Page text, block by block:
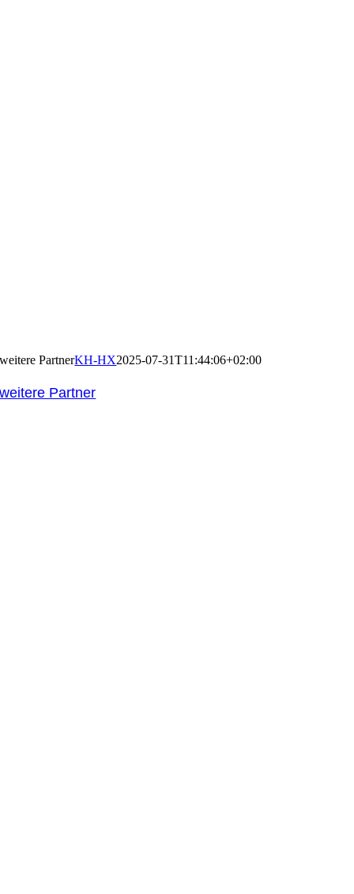
weitere PartnerKH-HX2025-07-31T11:44:06+02:00
weitere Partner